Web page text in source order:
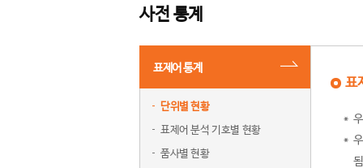
사전 통계
표제어 통계
단위별 현황
표제어 분석 기호별 현황
품사별 현황
표